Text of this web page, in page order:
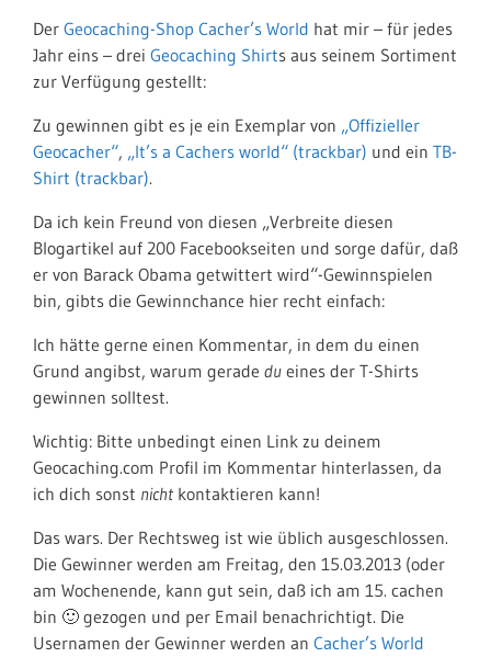
Der Geocaching-Shop Cacher’s World hat mir – für jedes
Jahr eins – drei Geocaching Shirts aus seinem Sortiment
zur Verfügung gestellt:
Zu gewinnen gibt es je ein Exemplar von „Offizieller
Geocacher“, „It’s a Cachers world“ (trackbar) und ein TB-
Shirt (trackbar).
Da ich kein Freund von diesen „Verbreite diesen
Blogartikel auf 200 Facebookseiten und sorge dafür, daß
er von Barack Obama getwittert wird“-Gewinnspielen
bin, gibts die Gewinnchance hier recht einfach:
Ich hätte gerne einen Kommentar, in dem du einen
Grund angibst, warum gerade du eines der T-Shirts
gewinnen solltest.
Wichtig: Bitte unbedingt einen Link zu deinem
Geocaching.com Profil im Kommentar hinterlassen, da
ich dich sonst nicht kontaktieren kann!
Das wars. Der Rechtsweg ist wie üblich ausgeschlossen.
Die Gewinner werden am Freitag, den 15.03.2013 (oder
am Wochenende, kann gut sein, daß ich am 15. cachen
bin 🙂 gezogen und per Email benachrichtigt. Die
Usernamen der Gewinner werden an Cacher’s World